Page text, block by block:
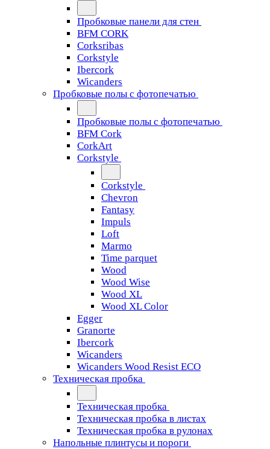
Пробковые панели для стен
BFM CORK
Corksribas
Corkstyle
Ibercork
Wicanders
Пробковые полы с фотопечатью
Пробковые полы с фотопечатью
BFM Cork
CorkArt
Corkstyle
Corkstyle
Chevron
Fantasy
Impuls
Loft
Marmo
Time parquet
Wood
Wood Wise
Wood XL
Wood XL Color
Egger
Granorte
Ibercork
Wicanders
Wicanders Wood Resist ECO
Техническая пробка
Техническая пробка
Техническая пробка в листах
Техническая пробка в рулонах
Напольные плинтусы и пороги